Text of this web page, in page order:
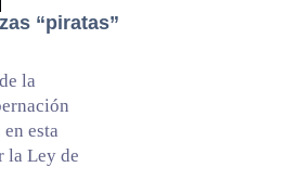
“piratas”
la
esta
la Ley de